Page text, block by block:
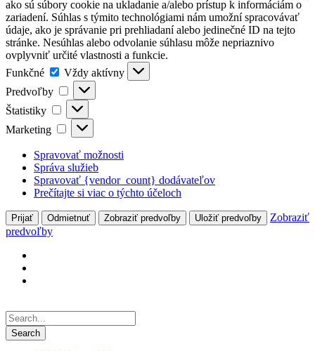
ako sú súbory cookie na ukladanie a/alebo prístup k informáciám o
zariadení. Súhlas s týmito technológiami nám umožní spracovávať
údaje, ako je správanie pri prehliadaní alebo jedinečné ID na tejto
stránke. Nesúhlas alebo odvolanie súhlasu môže nepriaznivo
ovplyvniť určité vlastnosti a funkcie.
Funkčné
Funkčné
Vždy aktívny
Predvoľby
Predvoľby
Štatistiky Štatistiky
Marketing Marketing
Spravovať možnosti
Správa služieb
Spravovať {vendor_count} dodávateľov
Prečítajte si viac o týchto účeloch
Prijať Odmietnuť Zobraziť predvoľby Uložiť predvoľby
Zobraziť
predvoľby